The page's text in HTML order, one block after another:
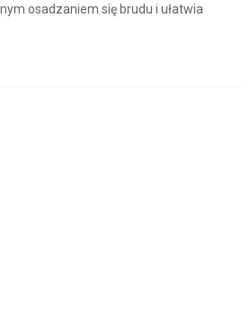
osadzaniem się brudu i ułatwia